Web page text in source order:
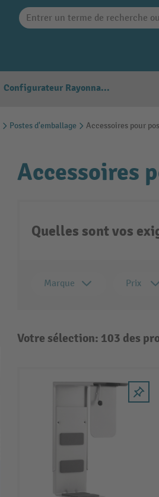
Configurateur Rayonnages
Postes d'emballage Accessoires pour
Accessoires
Quelles sont vos
Marque Prix
Votre sélection: 103 des